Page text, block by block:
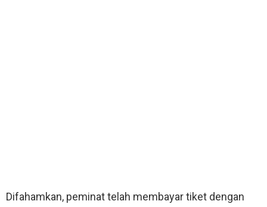
Difahamkan, peminat telah membayar tiket dengan